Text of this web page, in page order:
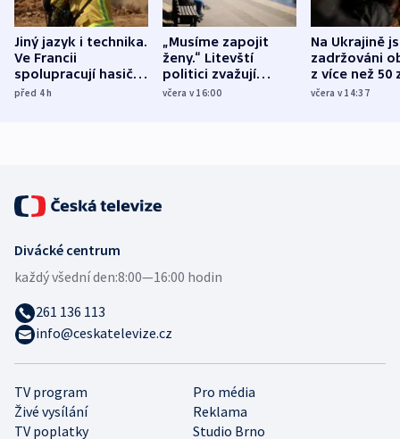
Jiný jazyk i technika.
Ve Francii
spolupracují hasiči z
různých zemí
před 4h
„Musíme zapojit
ženy.“ Litevští
politici zvažují
dohodu o
včera v 16:00
Na Ukrajině
zadržováni
z více než 50
Bojovali na
včera v 14:37
TV program
Pro média
Živé vysílání
Reklama
TV poplatky
Studio Brno
Divácké centrum
každý všední den:8:00—16:00 hodin
261 136 113
info@ceskatelevize.cz